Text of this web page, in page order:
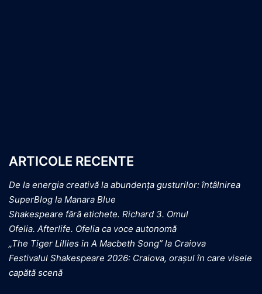
ARTICOLE RECENTE
De la energia creativă la abundența gusturilor: întâlnirea
SuperBlog la Manara Blue
Shakespeare fără etichete. Richard 3. Omul
Ofelia. Afterlife. Ofelia ca voce autonomă
„The Tiger Lillies in A Macbeth Song” la Craiova
Festivalul Shakespeare 2026: Craiova, orașul în care visele
capătă scenă